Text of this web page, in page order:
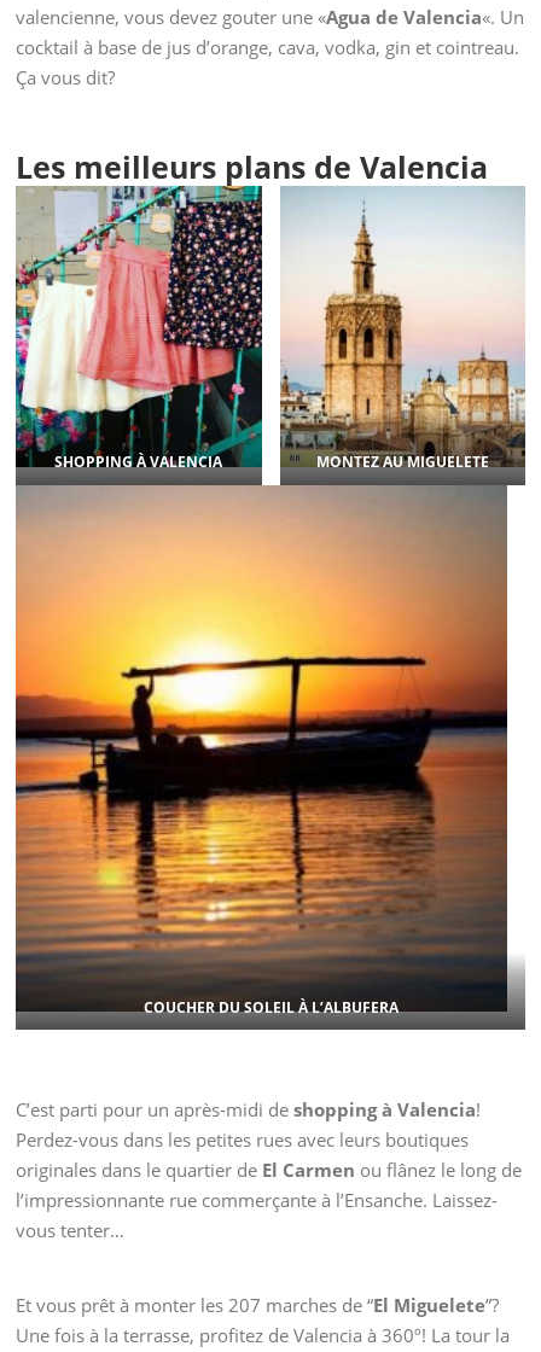
valencienne, vous devez gouter une «Agua de Valencia«. Un
cocktail à base de jus d’orange, cava, vodka, gin et cointreau.
Ça vous dit?
Les meilleurs plans de Valencia
SHOPPING À VALENCIA MONTEZ AU MIGUELETE
COUCHER DU SOLEIL À L’ALBUFERA
C’est parti pour un après-midi deshopping à Valencia!
Perdez-vous dans les petites rues avec leurs boutiques
originales dans le quartier de El Carmen ou flânez le long de
l’impressionnante rue commerçante à l’Ensanche. Laissez-
vous tenter…
Et vous prêt à monter les 207 marches de “El Miguelete”?
Une fois à la terrasse, profitez de Valencia à 360º! La tour la